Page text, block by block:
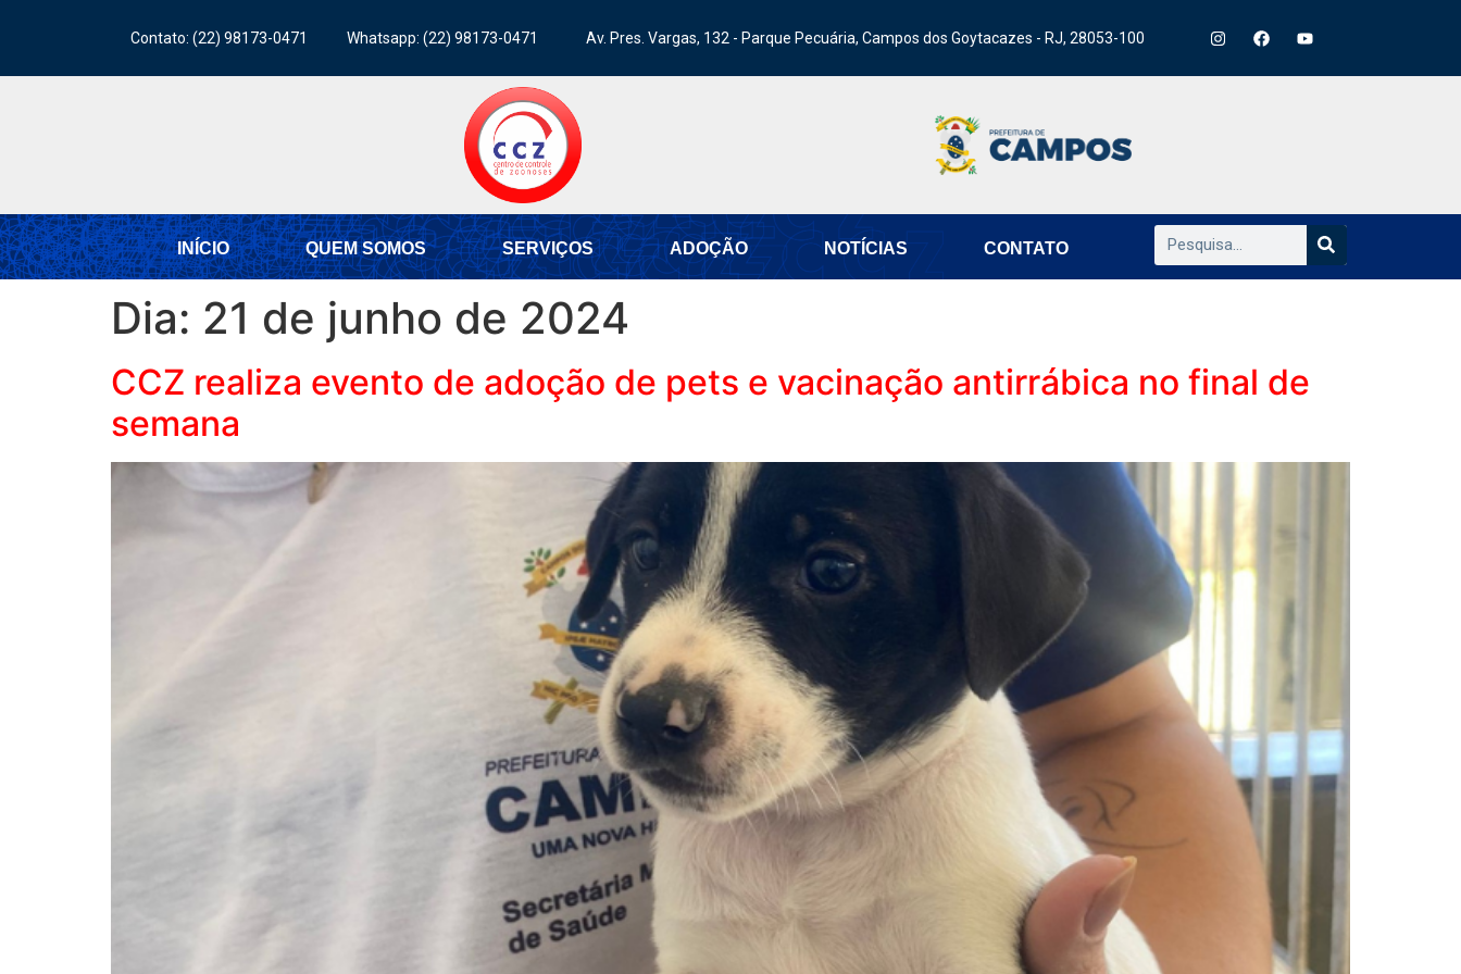
Contato: (22) 98173-0471 Whatsapp: (22) 98173-0471 Av. Pres. Vargas, 132 - Parque Pecuária, Campos dos Goytacazes - RJ, 28053-100
INÍCIO QUEM SOMOS SERVIÇOS ADOÇÃO NOTÍCIAS CONTATO
Dia: 21 de junho de 2024
CCZ realiza evento de adoção de pets e vacinação antirrábica no final de
semana